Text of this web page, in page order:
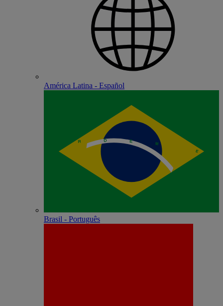
América Latina - Español
Brasil - Português